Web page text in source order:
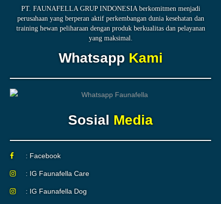
PT. FAUNAFELLA GRUP INDONESIA berkomitmen menjadi
perusahaan yang berperan aktif perkembangan dunia kesehatan dan
training hewan peliharaan dengan produk berkualitas dan pelayanan
yang maksimal.
WhatsappKami
Sosial Media
: Facebook
: IG Faunafella Care
: IG Faunafella Dog